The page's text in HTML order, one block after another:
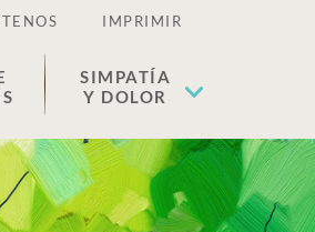
IMPRIMIR
SIMPATÍA
Y DOLOR